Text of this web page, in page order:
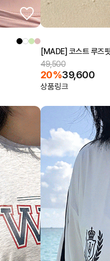
[MADE] 코스트 루즈
49,500
20%39,600
상품링크